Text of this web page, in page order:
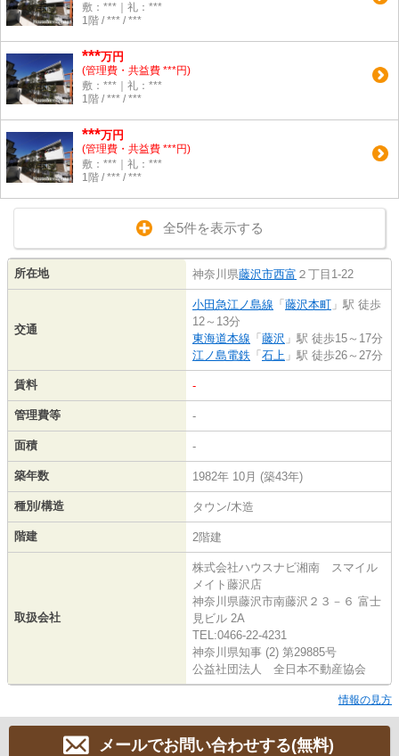
敷：***｜礼：***
1階 / *** / ***
***万円
(管理費・共益費 ***円)
敷：***｜礼：***
1階 / *** / ***
***万円
(管理費・共益費 ***円)
敷：***｜礼：***
1階 / *** / ***
全5件を表示する
所在地 神奈川県藤沢市西富 ２丁目1-22
交通
小田急江ノ島線 「 藤沢本町 」駅 徒歩
12～13分
東海道本線 「 藤沢 」駅 徒歩15～17分
江ノ島電鉄 「 石上 」駅 徒歩26～27分
賃料 -
管理費等 -
面積 -
築年数 1982年 10月 (築43年)
種別/構造 タウン/木造
階建 2階建
取扱会社
株式会社ハウスナビ湘南 スマイル
メイト藤沢店
神奈川県藤沢市南藤沢２３－６ 富士
見ビル 2A
TEL:0466-22-4231
神奈川県知事 (2) 第29885号
公益社団法人 全日本不動産協会
情報の見方
メールでお問い合わせする(無料)